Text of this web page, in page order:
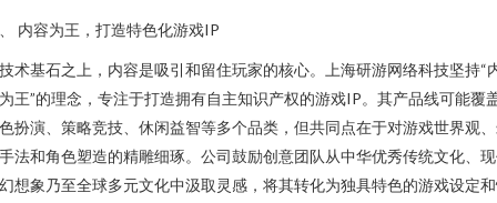
内容为王，打造特色化游戏IP
术基石之上，内容是吸引和留住玩家的核心。上海研游网络科技坚持“
王”的理念，专注于打造拥有自主知识产权的游戏IP。其产品线可能覆
扮演、策略竞技、休闲益智等多个品类，但共同点在于对游戏世界观
法和角色塑造的精雕细琢。公司鼓励创意团队从中华优秀传统文化、
想象乃至全球多元文化中汲取灵感，将其转化为独具特色的游戏设定